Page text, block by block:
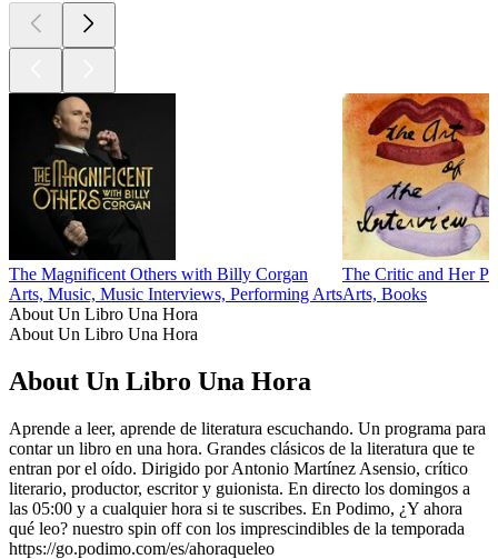
The Magnificent Others with Billy Corgan
Arts, Music, Music Interviews, Performing Arts
The Critic and Her
Arts, Books
About Un Libro Una Hora
About Un Libro Una Hora
About Un Libro Una Hora
Aprende a leer, aprende de literatura escuchando. Un programa para
contar un libro en una hora. Grandes clásicos de la literatura que te
entran por el oído. Dirigido por Antonio Martínez Asensio, crítico
literario, productor, escritor y guionista. En directo los domingos a
las 05:00 y a cualquier hora si te suscribes. En Podimo, ¿Y ahora
qué leo? nuestro spin off con los imprescindibles de la temporada
https://go.podimo.com/es/ahoraqueleo